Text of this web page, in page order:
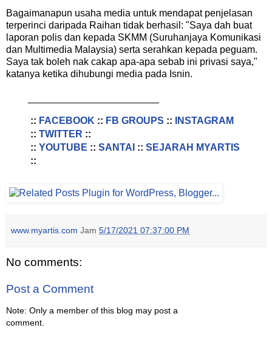
Bagaimanapun usaha media untuk mendapat penjelasan
terperinci daripada Raihan tidak berhasil: "Saya dah buat
laporan polis dan kepada SKMM (Suruhanjaya Komunikasi
dan Multimedia Malaysia) serta serahkan kepada peguam.
Saya tak boleh nak cakap apa-apa sebab ini privasi saya,"
katanya ketika dihubungi media pada Isnin.
:: FACEBOOK :: FB GROUPS ::
INSTAGRAM
:: TWITTER ::
:: YOUTUBE :: SANTAI :: SEJARAH MYARTIS
::
www.myartis.com Jam 5/17/2021 07:37:00 PM
No comments:
Post a Comment
Note: Only a member of this blog may post a
comment.